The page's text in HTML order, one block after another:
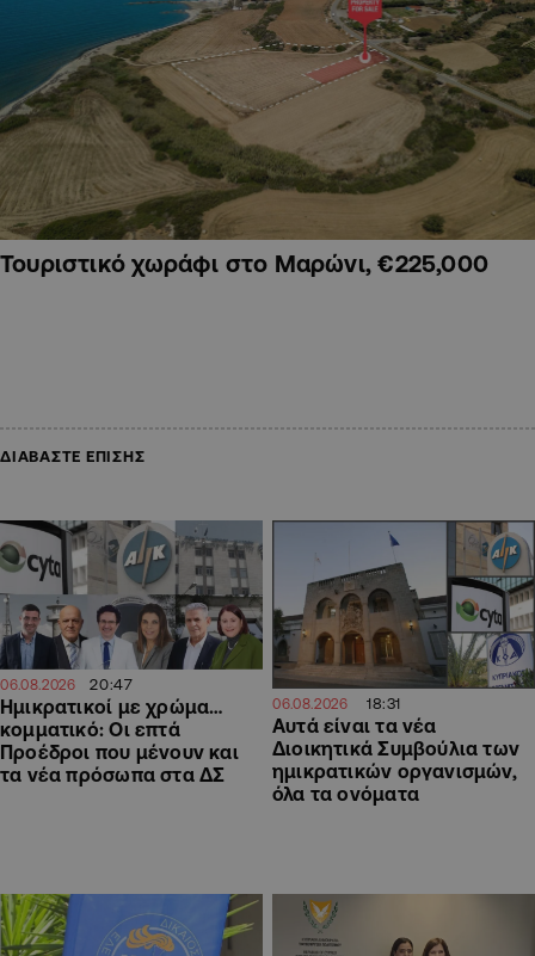
Τουριστικό χωράφι στο Μαρώνι, €225,000
ΔΙΑΒΑΣΤΕ ΕΠΙΣΗΣ
06.08.2026 20:47
Ημικρατικοί με χρώμα…
κομματικό: Οι επτά
Προέδροι που μένουν και
τα νέα πρόσωπα στα ΔΣ
06.08.2026 18:31
Αυτά είναι τα νέα
Διοικητικά Συμβούλια των
ημικρατικών οργανισμών,
όλα τα ονόματα